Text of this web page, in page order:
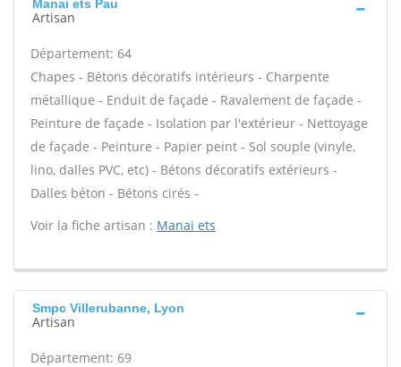
Manai ets Pau
Artisan
Département: 64
Chapes - Bétons décoratifs intérieurs - Charpente
métallique - Enduit de façade - Ravalement de façade -
Peinture de façade - Isolation par l'extérieur - Nettoyage
de façade - Peinture - Papier peint - Sol souple (vinyle,
lino, dalles PVC, etc) - Bétons décoratifs extérieurs -
Dalles béton - Bétons cirés -
Voir la fiche artisan : Manai ets
Smpc Villerubanne, Lyon
Artisan
Département: 69